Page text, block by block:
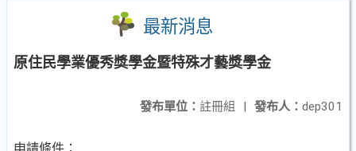
最新消息
原住民學業優秀獎學金暨特殊才藝獎學金
發布人： dep301
發布單位： 註冊組 |